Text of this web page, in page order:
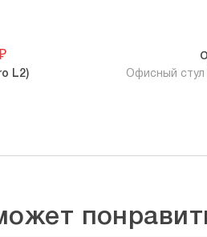
L2) Офисный стул